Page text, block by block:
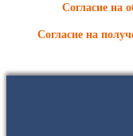
Согласие на
Согласие на